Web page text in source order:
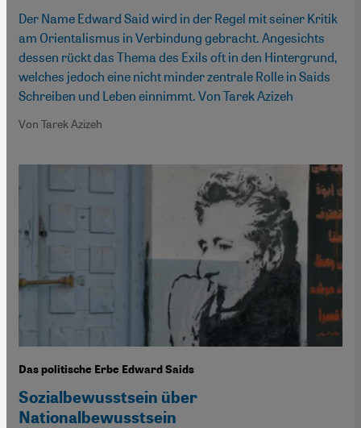
Der Name Edward Said wird in der Regel mit seiner Kritik
am Orientalismus in Verbindung gebracht. Angesichts
dessen rückt das Thema des Exils oft in den Hintergrund,
welches jedoch eine nicht minder zentrale Rolle in Saids
Schreiben und Leben einnimmt. Von Tarek Azizeh
Von Tarek Azizeh
Das politische Erbe Edward Saids
Sozialbewusstsein über
Nationalbewusstsein